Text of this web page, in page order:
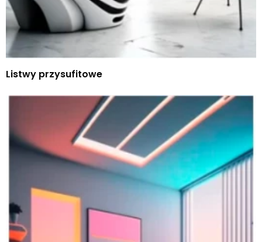
Listwy przysufitowe